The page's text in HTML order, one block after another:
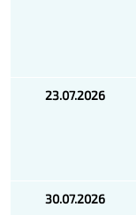
23.07.2026
30.07.2026